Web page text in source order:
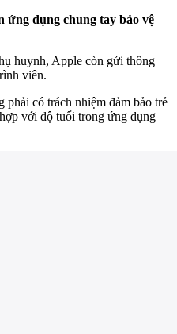
ứng dụng chung tay bảo vệ
huynh, Apple còn gửi thông
viên.
phải có trách nhiệm đảm bảo trẻ
với độ tuổi trong ứng dụng